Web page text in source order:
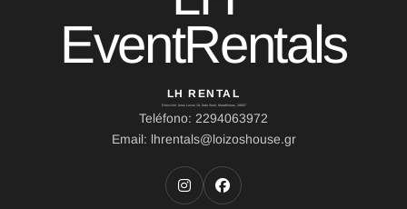
EventRentals
LH RENTAL
Dirección: Ierou Loxou 10, Kato Souli, Marathonas, 19007
Teléfono: 2294063972
Email: lhrentals@loizoshouse.gr